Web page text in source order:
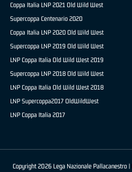
Coppa Italia LNP 2021 Old Wild West
Supercoppa Centenario 2020
Coppa Italia LNP 2020 Old Wild West
Supercoppa LNP 2019 Old Wild West
LNP Coppa Italia Old Wild West 2019
Supercoppa LNP 2018 Old Wild West
LNP Coppa Italia Old Wild West 2018
LNP Supercoppa2017 OldWildWest
LNP Coppa Italia 2017
Copyright 2026 Lega Nazionale Pallacanestro